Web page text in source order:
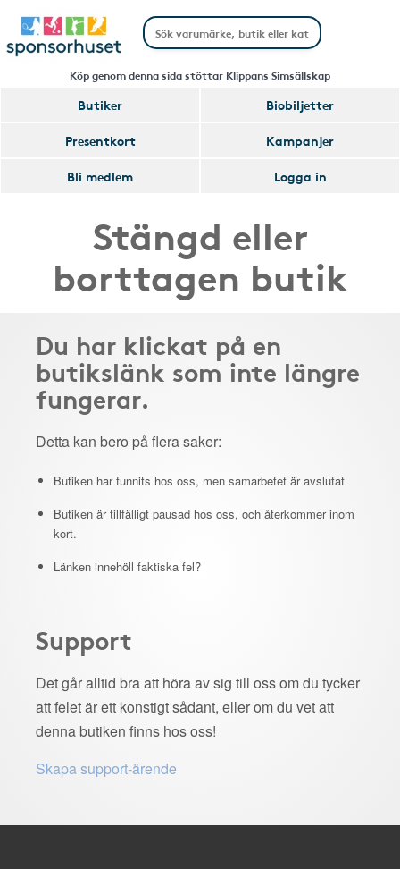
Köp genom denna sida stöttar Klippans Simsällskap
Butiker
Biobiljetter
Presentkort
Kampanjer
Bli medlem
Logga in
Stängd eller
borttagen butik
Du har klickat på en
butikslänk som inte längre
fungerar.
Detta kan bero på flera saker:
Butiken har funnits hos oss, men samarbetet är avslutat
Butiken är tillfälligt pausad hos oss, och återkommer inom
kort.
Länken innehöll faktiska fel?
Support
Det går alltid bra att höra av sig till oss om du tycker
att felet är ett konstigt sådant, eller om du vet att
denna butiken finns hos oss!
Skapa support-ärende